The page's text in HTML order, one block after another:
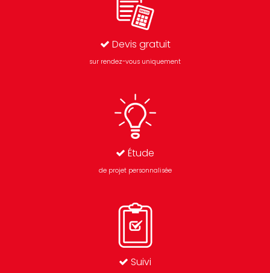
Devis gratuit
sur rendez-vous uniquement
Étude
de projet personnalisée
Suivi